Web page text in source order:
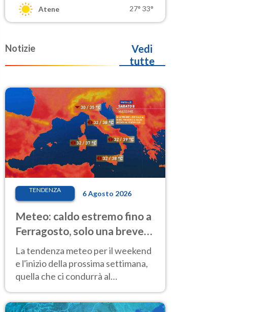
Atene 27° 33°
Notizie
Vedi
tutte
TENDENZA 6 Agosto 2026
Meteo: caldo estremo fino a
Ferragosto, solo una breve
pausa. Ecco dove
La tendenza meteo per il weekend
e l'inizio della prossima settimana,
quella che ci condurrà al
temperature molto elevate